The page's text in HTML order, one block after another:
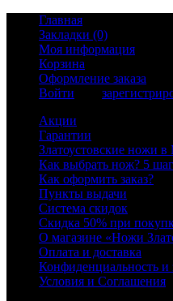
Главная
Закладки (0)
Моя информация
Корзина
Оформление заказа
Войти
Акции
Гарантии
Златоустовские ножи в
Как выбрать нож? 5
Как оформить заказ?
Пункты выдачи
Система скидок
Скидка 50% при
О магазине «Ножи
Оплата и доставка
Конфиденциальность
Условия и Соглашения